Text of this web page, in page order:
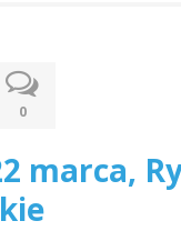
0
marca,